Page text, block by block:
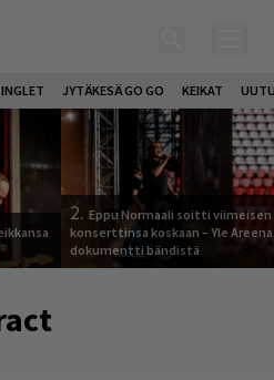
JYTÄKESÄ GO GO KEIKAT
2. Eppu Normaali soitti viimeisen
konserttinsa koskaan – Yle
dokumentti bändistä